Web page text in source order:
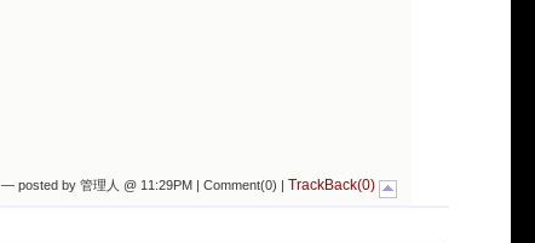
— posted by 管理人 @ 11:29PM | Comment(0) | TrackBack(0)